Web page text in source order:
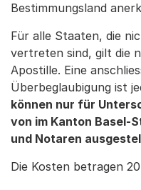
Bestimmungsland
Für alle Staaten, die
vertreten sind, gilt die
Apostille. Eine
Überbeglaubigung ist
können nur für
von im Kanton Basel-
und Notaren
Die Kosten betragen